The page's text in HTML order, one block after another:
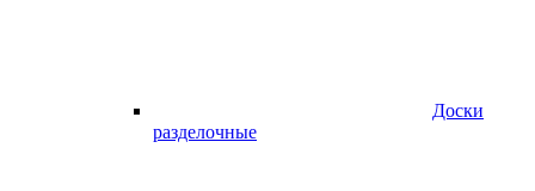
Доски
разделочные